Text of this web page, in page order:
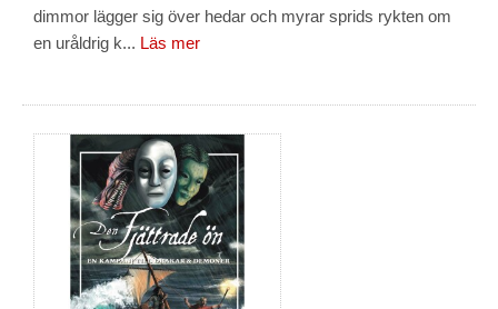
dimmor lägger sig över hedar och myrar sprids rykten om
en uråldrig k... Läs mer